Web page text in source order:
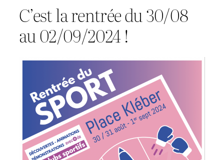
C’est la rentrée du 30/08
au 02/09/2024 !